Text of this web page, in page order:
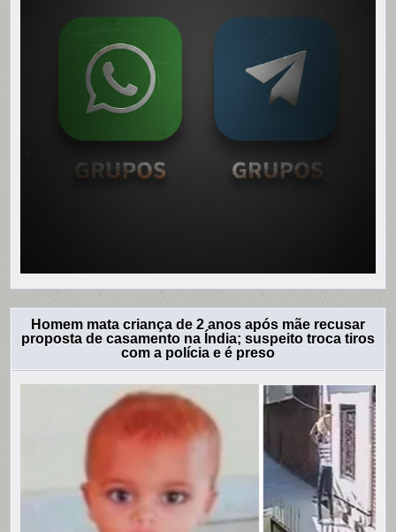
Homem mata criança de 2 anos após mãe recusar
proposta de casamento na Índia; suspeito troca tiros
com a polícia e é preso